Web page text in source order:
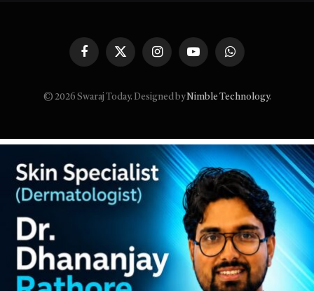
FacebookX
InstagramYouTubeWhatsApp
© 2026 Swaraj Today. Designed byNimble Technology.